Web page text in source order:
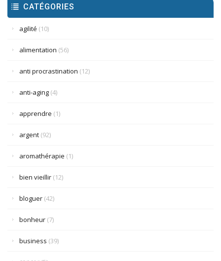
CATÉGORIES
agilité (10)
alimentation (56)
anti procrastination (12)
anti-aging (4)
apprendre (1)
argent (92)
aromathérapie (1)
bien vieillir (12)
bloguer (42)
bonheur (7)
business (39)